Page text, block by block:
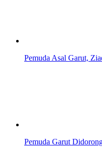
Pemuda Asal Garut,
Pemuda Garut